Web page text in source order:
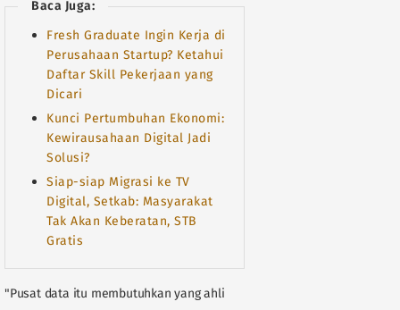
Baca Juga:
Fresh Graduate Ingin Kerja di
Perusahaan Startup? Ketahui
Daftar Skill Pekerjaan yang
Dicari
Kunci Pertumbuhan Ekonomi:
Kewirausahaan Digital Jadi
Solusi?
Siap-siap Migrasi ke TV
Digital, Setkab: Masyarakat
Tak Akan Keberatan, STB
Gratis
"Pusat data itu membutuhkan yang ahli